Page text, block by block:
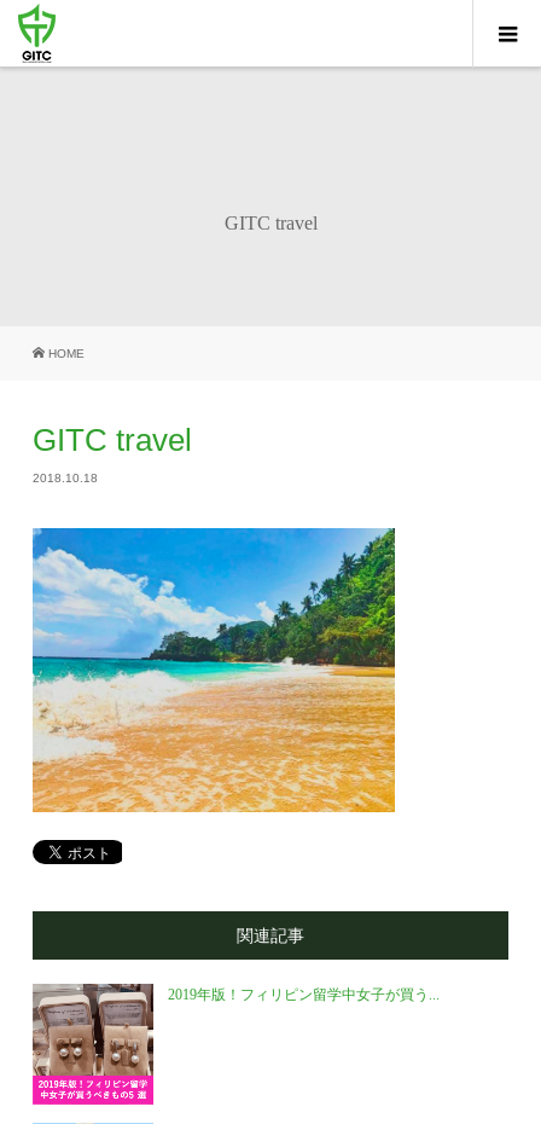
GITC travel
HOME
GITC travel
2018.10.18
関連記事
2019年版！フィリピン留学中女子が買う...